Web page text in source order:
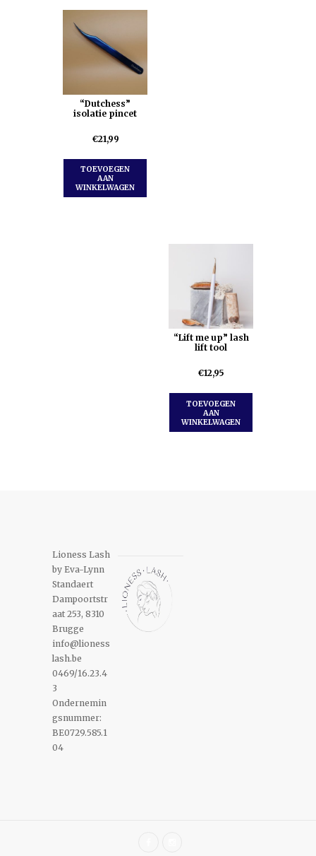
“Dutchess”
isolatie pincet
€21,99
TOEVOEGEN
AAN
WINKELWAGEN
“Lift me up” lash
lift tool
€12,95
TOEVOEGEN
AAN
WINKELWAGEN
Lioness Lash
by Eva-Lynn
Standaert
Dampoortstr
aat 253, 8310
Brugge
info@lioness
lash.be
0469/16.23.4
3
Ondernemin
gsnummer:
BE0729.585.1
04